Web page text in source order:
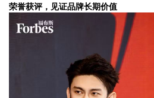
荣誉获评，见证品牌长期价值